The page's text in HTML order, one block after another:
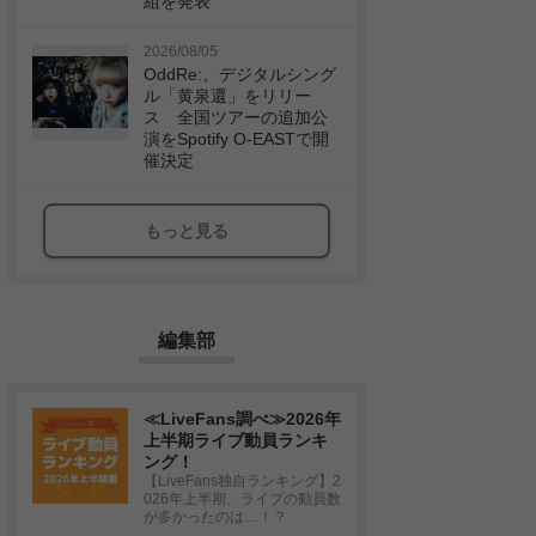
2026/08/05
OddRe:、デジタルシング
ル「黄泉還」をリリー
ス 全国ツアーの追加公
演をSpotify O-EASTで開
催決定
もっと見る
編集部
≪LiveFans調べ≫2026年
上半期ライブ動員ランキ
ング！
【LiveFans独自ランキング】2
026年上半期、ライブの動員数
が多かったのは…！？